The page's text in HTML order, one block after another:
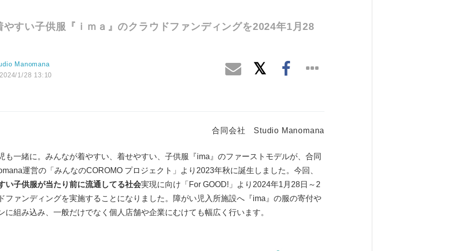
やすい子供服『ｉｍａ』のクラウドファンディングを2024年1月28
Manomana
2024/1/28 13:10
合同会社 Studio Manomana
も一緒に。みんなが着やすい、着せやすい、子供服『ima』のファーストモデルが、合同
運営の「みんなのCOROMO プロジェクト」より2023年秋に誕生しました。今回、
い子供服が当たり前に流通してる社会実現に向け「For GOOD!」より2024年1月28日～2
ファンディングを実施することになりました。障がい児入所施設へ『ima』の服の寄付や
に組み込み、一般だけでなく個人店舗や企業にむけても幅広く行います。